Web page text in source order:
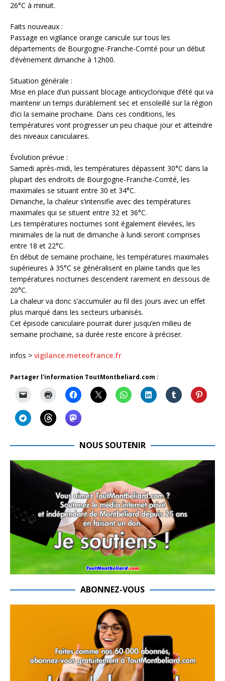
26°C à minuit.
Faits nouveaux :
Passage en vigilance orange canicule sur tous les
départements de Bourgogne-Franche-Comté pour un début
d’évènement dimanche à 12h00.
Situation générale :
Mise en place d’un puissant blocage anticyclonique d’été qui va
maintenir un temps durablement sec et ensoleillé sur la région
d’ici la semaine prochaine. Dans ces conditions, les
températures vont progresser un peu chaque jour et atteindre
des niveaux caniculaires.
Évolution prévue :
Samedi après-midi, les températures dépassent 30°C dans la
plupart des endroits de Bourgogne-Franche-Comté, les
maximales se situant entre 30 et 34°C.
Dimanche, la chaleur s’intensifie avec des températures
maximales qui se situent entre 32 et 36°C.
Les températures nocturnes sont également élevées, les
minimales de la nuit de dimanche à lundi seront comprises
entre 18 et 22°C.
En début de semaine prochaine, les températures maximales
supérieures à 35°C se généralisent en plaine tandis que les
températures nocturnes descendent rarement en dessous de
20°C.
La chaleur va donc s’accumuler au fil des jours avec un effet
plus marqué dans les secteurs urbanisés.
Cet épisode caniculaire pourrait durer jusqu’en milieu de
semaine prochaine, sa durée reste encore à préciser.
infos > vigilance.meteofrance.fr
Partager l'information ToutMontbeliard.com :
NOUS SOUTENIR
ABONNEZ-VOUS